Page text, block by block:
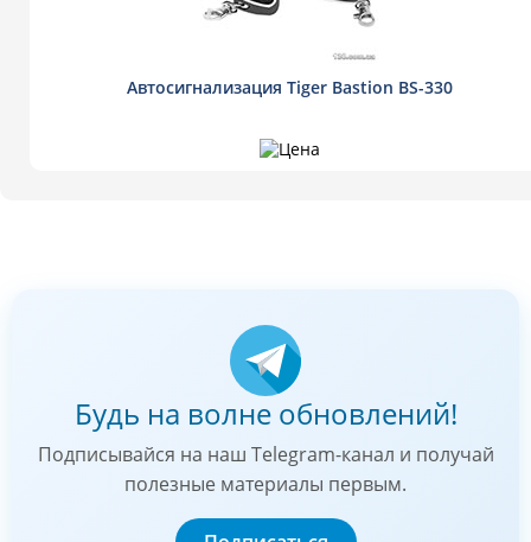
Автосигнализация Tiger Bastion BS-330
Будь на волне обновлений!
Подписывайся на наш Telegram-канал и получай
полезные материалы первым.